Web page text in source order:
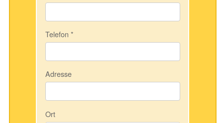
Telefon *
Adresse
Ort